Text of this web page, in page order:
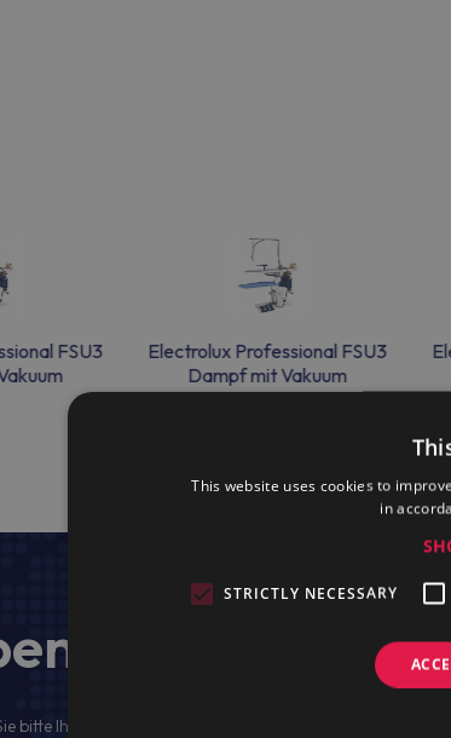
FSU3
Electrolux Professional FSU3
Dampf mit Vakuum
Sie uns
bitte Ihren voller Namen, Firmendaten, USt.-IdNr. und
This website uses cookies to
in
STRICTLY NECESSARY